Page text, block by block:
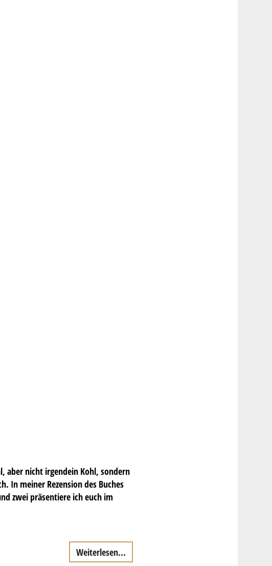
aber nicht irgendein Kohl, sondern
In meiner Rezension des Buches
zwei präsentiere ich euch im
Weiterlesen...